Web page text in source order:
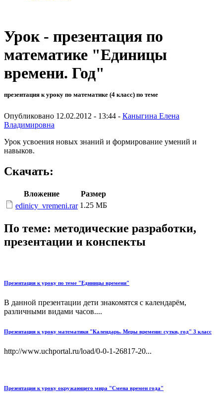
Урок - презентация по
математике "Единицы
времени. Год"
презентация к уроку по математике (4 класс) по теме
Опубликовано 12.02.2012 - 13:44 - Каныгина Елена
Владимировна
Урок усвоения новых знаний и формирование умений и
навыков.
Скачать:
Вложение
Размер
edinicy_vremeni.rar 1.25 МБ
По теме: методические разработки,
презентации и конспекты
Презентация к уроку по теме "Единицы времени"
В данной презентации дети знакомятся с календарём,
различными видами часов....
Презентация к уроку математики "Календарь. Меры времени: сутки, год" 3 класс
http://www.uchportal.ru/load/0-0-1-26817-20...
Презентация к уроку окружающего мира "Смена времен года"